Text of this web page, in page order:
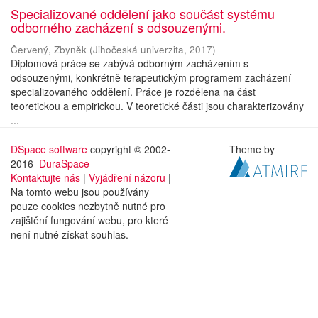
Specializované oddělení jako součást systému
odborného zacházení s odsouzenými.
Červený, Zbyněk (Jihočeská univerzita, 2017)
Diplomová práce se zabývá odborným zacházením s
odsouzenými, konkrétně terapeutickým programem zacházení
specializovaného oddělení. Práce je rozdělena na část
teoretickou a empirickou. V teoretické části jsou charakterizovány
...
DSpace software copyright © 2002-
2016 DuraSpace
Kontaktujte nás | Vyjádření názoru |
Na tomto webu jsou používány
pouze cookies nezbytně nutné pro
zajištění fungování webu, pro které
není nutné získat souhlas.
Theme by